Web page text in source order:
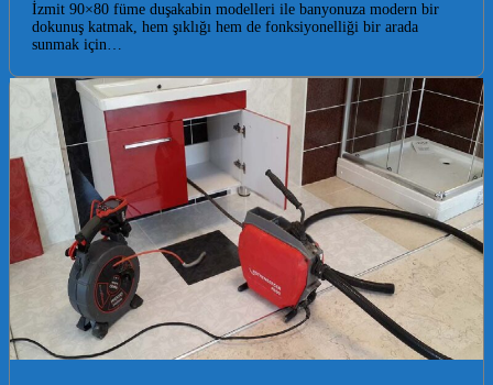
İzmit 90×80 füme duşakabin modelleri ile banyonuza modern bir
dokunuş katmak, hem şıklığı hem de fonksiyonelliği bir arada
sunmak için…